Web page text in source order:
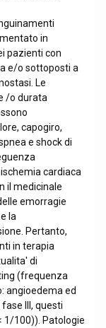
in
pazienti con
e/o sottoposti a
Le
/o durata
capogiro,
e shock di
cardiaca
il medicinale
emorragie
la
Pertanto,
in terapia
di
(frequenza
angioedema ed
III, questi
1/100)). Patologie